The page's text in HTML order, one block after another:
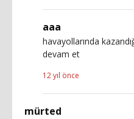
aaa
havayollarında
devam et
12 yıl önce
mürted